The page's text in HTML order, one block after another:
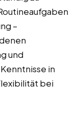
–
und
in
bei